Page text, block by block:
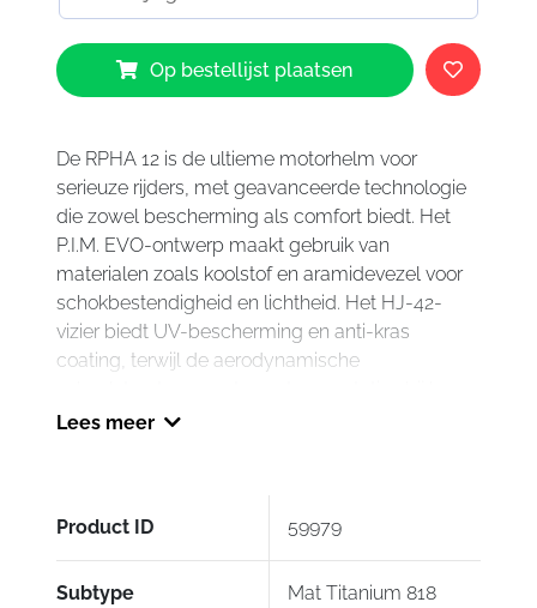
HJC
RPHA
12
Titanium
818
aantal
Op bestellijst plaatsen
De RPHA 12 is de ultieme motorhelm voor
serieuze rijders, met geavanceerde technologie
die zowel bescherming als comfort biedt. Het
P.I.M. EVO-ontwerp maakt gebruik van
materialen zoals koolstof en aramidevezel voor
schokbestendigheid en lichtheid. Het HJ-42-
vizier biedt UV-bescherming en anti-kras
coating, terwijl de aerodynamische
snelheden. Noodzakelijke veiligheid wordt
Bovendien wordt de helm geleverd met donker
vizier en pinlock. De RPHA 12 is de perfecte
metgezel voor elke rit
Lees meer
Product ID 59979
Subtype Mat Titanium 818